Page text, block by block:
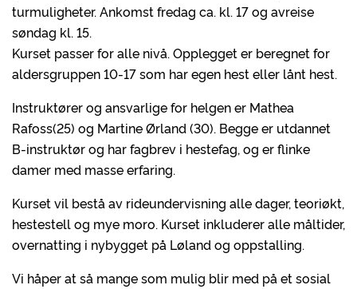
turmuligheter. Ankomst fredag ca. kl. 17 og avreise
søndag kl. 15.
Kurset passer for alle nivå. Opplegget er beregnet for
aldersgruppen 10-17 som har egen hest eller lånt hest.
Instruktører og ansvarlige for helgen er Mathea
Rafoss(25) og Martine Ørland (30). Begge er utdannet
B-instruktør og har fagbrev i hestefag, og er flinke
damer med masse erfaring.
Kurset vil bestå av rideundervisning alle dager, teoriøkt,
hestestell og mye moro. Kurset inkluderer alle måltider,
overnatting i nybygget på Løland og oppstalling.
Vi håper at så mange som mulig blir med på et sosial